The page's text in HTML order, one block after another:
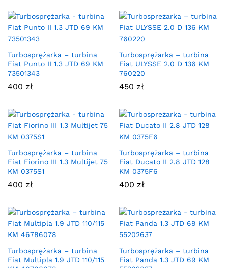
Turbosprężarka – turbina
Fiat Punto II 1.3 JTD 69 KM
73501343
400 zł
Turbosprężarka – turbina
Fiat ULYSSE 2.0 D 136 KM
760220
450 zł
Turbosprężarka – turbina
Fiat Fiorino III 1.3 Multijet 75
KM 0375S1
400 zł
Turbosprężarka – turbina
Fiat Ducato II 2.8 JTD 128
KM 0375F6
400 zł
Turbosprężarka – turbina
Fiat Multipla 1.9 JTD 110/115
Turbosprężarka – turbina
Fiat Panda 1.3 JTD 69 KM